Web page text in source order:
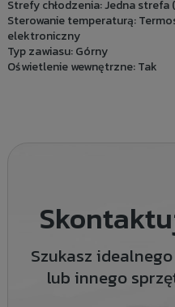
Strefy chłodzenia: Jedna strefa
Sterowanie temperaturą:
elektroniczny
Typ zawiasu: Górny
Oświetlenie wewnętrzne: Tak
Szukasz
lub innego